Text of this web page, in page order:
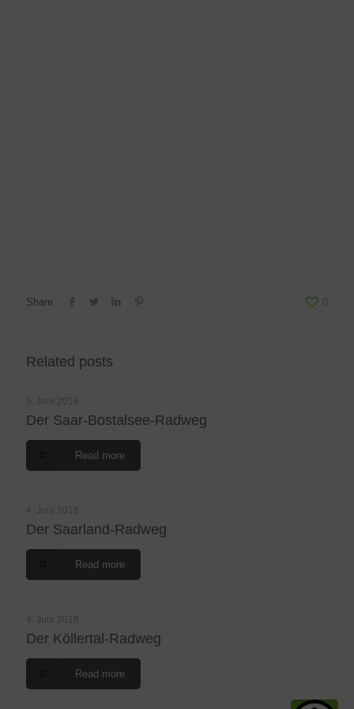
Share 0
Related posts
5. Juni 2018
Der Saar-Bostalsee-Radweg
Read more
4. Juni 2018
Der Saarland-Radweg
Read more
4. Juni 2018
Der Köllertal-Radweg
Read more